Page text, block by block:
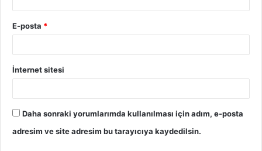
E-posta *
İnternet sitesi
Daha sonraki yorumlarımda kullanılması için adım, e-posta
adresim ve site adresim bu tarayıcıya kaydedilsin.